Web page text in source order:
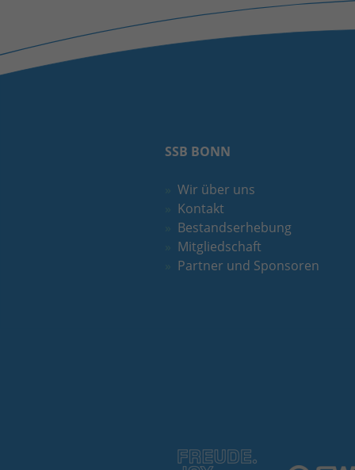
SSB BONN
Wir über uns
Kontakt
Bestandserhebung
Mitgliedschaft
Partner und Sponsoren